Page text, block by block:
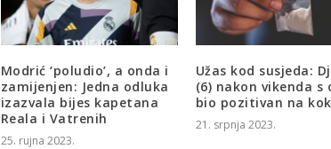
Modrić ‘poludio’, a onda i
zamijenjen: Jedna odluka
izazvala bijes kapetana
Reala i Vatrenih
25. rujna 2023.
Užas kod susjeda:
(6) nakon vikenda s
bio pozitivan na
21. srpnja 2023.